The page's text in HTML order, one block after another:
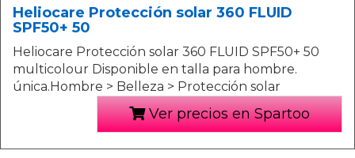
Heliocare Protección solar 360 FLUID
SPF50+ 50
Heliocare Protección solar 360 FLUID SPF50+ 50
multicolour Disponible en talla para hombre.
única.Hombre > Belleza > Protección solar
Ver precios en Spartoo